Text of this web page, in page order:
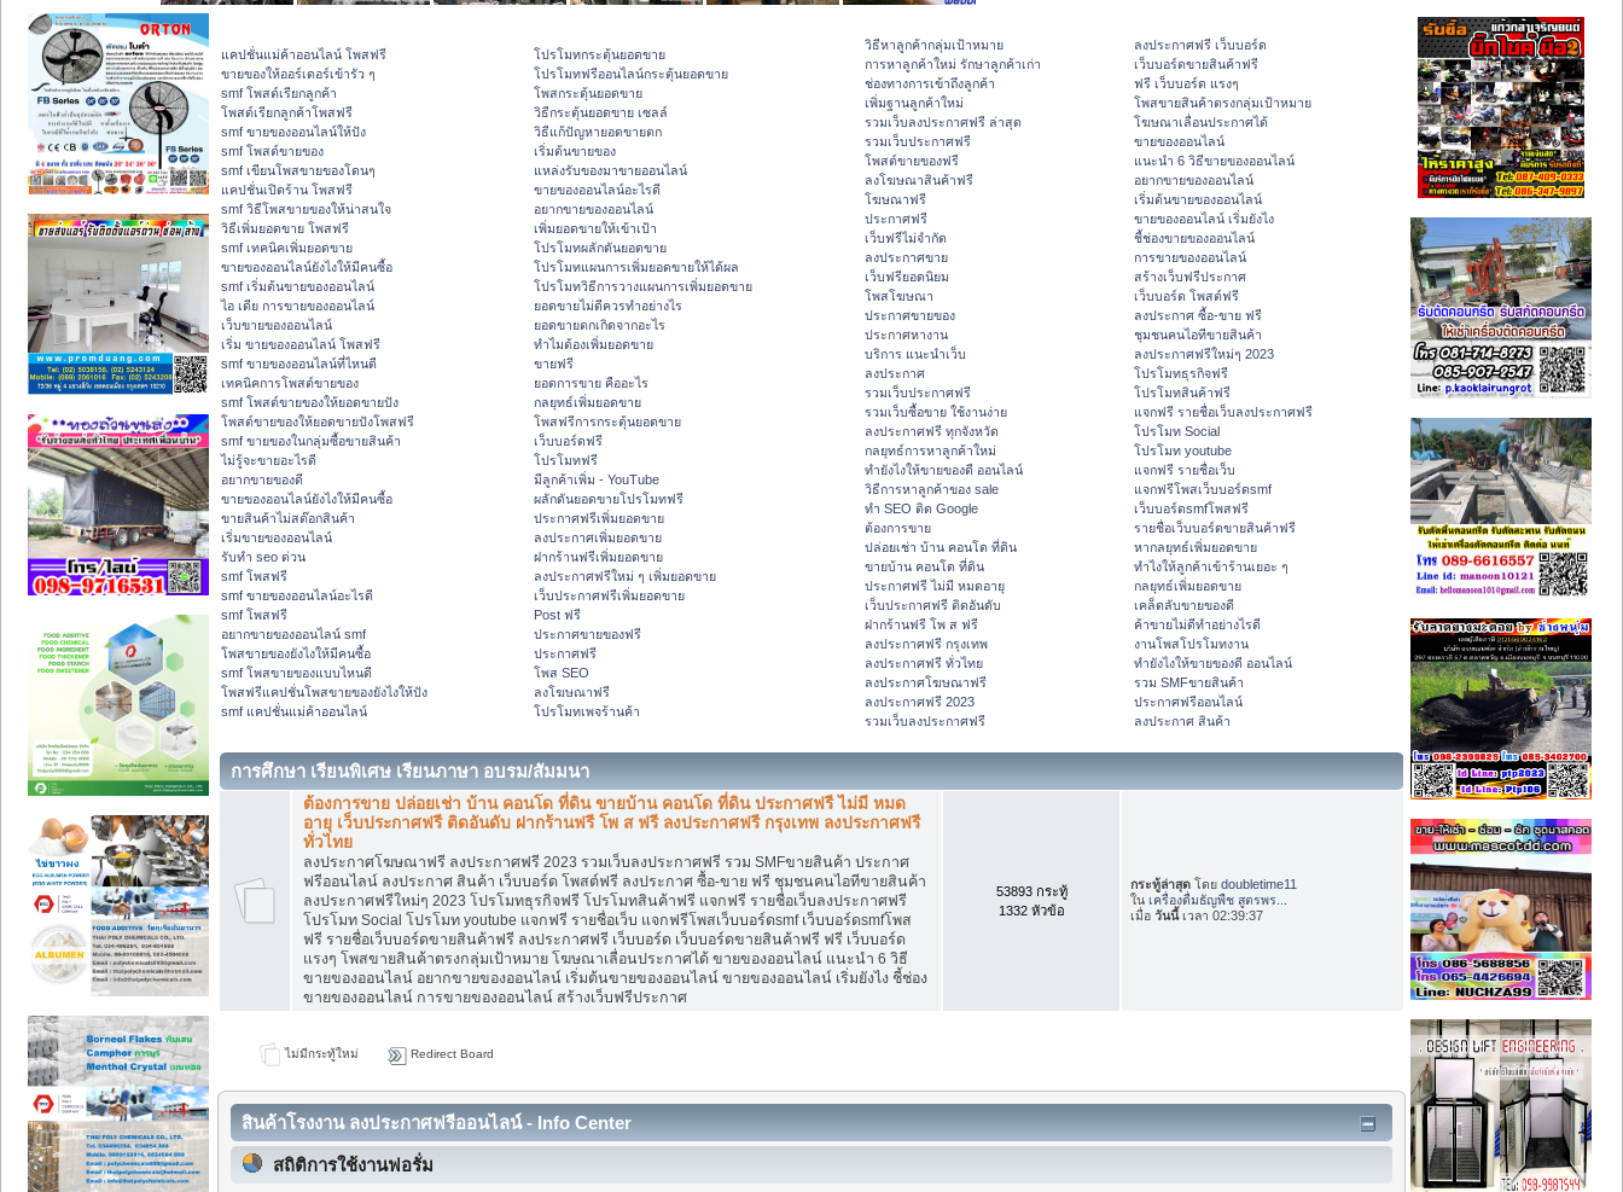
แคปชั่นแม่ค้าออนไลน์ โพสฟรี
ขายของให้ออร์เดอร์เข้ารัว ๆ
smf โพสต์เรียกลูกค้า
โพสต์เรียกลูกค้าโพสฟรี
smf ขายของออนไลน์ให้ปัง
smf โพสต์ขายของ
smf เขียนโพสขายของโดนๆ
แคปชั่นเปิดร้าน โพสฟรี
smf วิธีโพสขายของให้น่าสนใจ
วิธีเพิ่มยอดขาย โพสฟรี
smf เทคนิคเพิ่มยอดขาย
ขายของออนไลน์ยังไงให้มีคนซื้อ
smf เริ่มต้นขายของออนไลน์
ไอ เดีย การขายของออนไลน์
เว็บขายของออนไลน์
เริ่ม ขายของออนไลน์ โพสฟรี
smf ขายของออนไลน์ที่ไหนดี
เทคนิคการโพสต์ขายของ
smf โพสต์ขายของให้ยอดขายปัง
โพสต์ขายของให้ยอดขายปังโพสฟรี
smf ขายของในกลุ่มซื้อขายสินค้า
ไม่รู้จะขายอะไรดี
อยากขายของดี
ขายของออนไลน์ยังไงให้มีคนซื้อ
ขายสินค้าไม่สต๊อกสินค้า
เริ่มขายของออนไลน์
รับทำ seo ด่วน
smf โพสฟรี
smf ขายของออนไลน์อะไรดี
smf โพสฟรี
อยากขายของออนไลน์ smf
โพสขายของยังไงให้มีคนซื้อ
smf โพสขายของแบบไหนดี
โพสฟรีแคปชั่นโพสขายของยังไงให้ปัง
smf แคปชั่นแม่ค้าออนไลน์
โปรโมทกระตุ้นยอดขาย
โปรโมทฟรีออนไลน์กระตุ้นยอดขาย
โพสกระตุ้นยอดขาย
วิธีกระตุ้นยอดขาย เซลล์
วิธีแก้ปัญหายอดขายตก
เริ่มต้นขายของ
แหล่งรับของมาขายออนไลน์
ขายของออนไลน์อะไรดี
อยากขายของออนไลน์
เพิ่มยอดขายให้เข้าเป้า
โปรโมทผลักดันยอดขาย
โปรโมทแผนการเพิ่มยอดขายให้ได้ผล
โปรโมทวิธีการวางแผนการเพิ่มยอดขาย
ยอดขายไม่ดีควรทำอย่างไร
ยอดขายตกเกิดจากอะไร
ทำไมต้องเพิ่มยอดขาย
ขายฟรี
ยอดการขาย คืออะไร
กลยุทธ์เพิ่มยอดขาย
โพสฟรีการกระตุ้นยอดขาย
เว็บบอร์ดฟรี
โปรโมทฟรี
มีลูกค้าเพิ่ม - YouTube
ผลักดันยอดขายโปรโมทฟรี
ประกาศฟรีเพิ่มยอดขาย
ลงประกาศเพิ่มยอดขาย
ฝากร้านฟรีเพิ่มยอดขาย
ลงประกาศฟรีใหม่ ๆ เพิ่มยอดขาย
เว็บประกาศฟรีเพิ่มยอดขาย
Post ฟรี
ประกาศขายของฟรี
ประกาศฟรี
โพส SEO
ลงโฆษณาฟรี
โปรโมทเพจร้านค้า
วิธีหาลูกค้ากลุ่มเป้าหมาย
การหาลูกค้าใหม่ รักษาลูกค้าเก่า
ช่องทางการเข้าถึงลูกค้า
เพิ่มฐานลูกค้าใหม่
รวมเว็บลงประกาศฟรี ล่าสุด
รวมเว็บประกาศฟรี
โพสต์ขายของฟรี
ลงโฆษณาสินค้าฟรี
โฆษณาฟรี
ประกาศฟรี
เว็บฟรีไม่จำกัด
ลงประกาศขาย
เว็บฟรียอดนิยม
โพสโฆษณา
ประกาศขายของ
ประกาศหางาน
บริการ แนะนำเว็บ
ลงประกาศ
รวมเว็บประกาศฟรี
รวมเว็บซื้อขาย ใช้งานง่าย
ลงประกาศฟรี ทุกจังหวัด
กลยุทธ์การหาลูกค้าใหม่
ทํายังไงให้ขายของดี ออนไลน์
วิธีการหาลูกค้าของ sale
ทำ SEO ติด Google
ต้องการขาย
ปล่อยเช่า บ้าน คอนโด ที่ดิน
ขายบ้าน คอนโด ที่ดิน
ประกาศฟรี ไม่มี หมดอายุ
เว็บประกาศฟรี ติดอันดับ
ฝากร้านฟรี โพ ส ฟรี
ลงประกาศฟรี กรุงเทพ
ลงประกาศฟรี ทั่วไทย
ลงประกาศโฆษณาฟรี
ลงประกาศฟรี 2023
รวมเว็บลงประกาศฟรี
ลงประกาศฟรี เว็บบอร์ด
เว็บบอร์ดขายสินค้าฟรี
ฟรี เว็บบอร์ด แรงๆ
โพสขายสินค้าตรงกลุ่มเป้าหมาย
โฆษณาเลื่อนประกาศได้
ขายของออนไลน์
แนะนำ 6 วิธีขายของออนไลน์
อยากขายของออนไลน์
เริ่มต้นขายของออนไลน์
ขายของออนไลน์ เริ่มยังไง
ชี้ช่องขายของออนไลน์
การขายของออนไลน์
สร้างเว็บฟรีประกาศ
เว็บบอร์ด โพสต์ฟรี
ลงประกาศ ซื้อ-ขาย ฟรี
ชุมชนคนไอทีขายสินค้า
ลงประกาศฟรีใหม่ๆ 2023
โปรโมทธุรกิจฟรี
โปรโมทสินค้าฟรี
แจกฟรี รายชื่อเว็บลงประกาศฟรี
โปรโมท Social
โปรโมท youtube
แจกฟรี รายชื่อเว็บ
แจกฟรีโพสเว็บบอร์ดsmf
เว็บบอร์ดsmfโพสฟรี
รายชื่อเว็บบอร์ดขายสินค้าฟรี
หากลยุทธ์เพิ่มยอดขาย
ทําไงให้ลูกค้าเข้าร้านเยอะ ๆ
กลยุทธ์เพิ่มยอดขาย
เคล็ดลับขายของดี
ค้าขายไม่ดีทำอย่างไรดี
งานโพสโปรโมทงาน
ทํายังไงให้ขายของดี ออนไลน์
รวม SMFขายสินค้า
ประกาศฟรีออนไลน์
ลงประกาศ สินค้า
การศึกษา เรียนพิเศษ เรียนภาษา อบรม/สัมมนา
ต้องการขาย ปล่อยเช่า บ้าน คอนโด ที่ดิน ขายบ้าน คอนโด ที่ดิน ประกาศฟรี ไม่มี หมด
อายุ เว็บประกาศฟรี ติดอันดับ ฝากร้านฟรี โพ ส ฟรี ลงประกาศฟรี กรุงเทพ ลงประกาศฟรี
ทั่วไทย
ลงประกาศโฆษณาฟรี ลงประกาศฟรี 2023 รวมเว็บลงประกาศฟรี รวม SMFขายสินค้า ประกาศ
ฟรีออนไลน์ ลงประกาศ สินค้า เว็บบอร์ด โพสต์ฟรี ลงประกาศ ซื้อ-ขาย ฟรี ชุมชนคนไอทีขายสินค้า
ลงประกาศฟรีใหม่ๆ 2023 โปรโมทธุรกิจฟรี โปรโมทสินค้าฟรี แจกฟรี รายชื่อเว็บลงประกาศฟรี
โปรโมท Social โปรโมท youtube แจกฟรี รายชื่อเว็บ แจกฟรีโพสเว็บบอร์ดsmf เว็บบอร์ดsmfโพส
ฟรี รายชื่อเว็บบอร์ดขายสินค้าฟรี ลงประกาศฟรี เว็บบอร์ด เว็บบอร์ดขายสินค้าฟรี ฟรี เว็บบอร์ด
แรงๆ โพสขายสินค้าตรงกลุ่มเป้าหมาย โฆษณาเลื่อนประกาศได้ ขายของออนไลน์ แนะนำ 6 วิธี
ขายของออนไลน์ อยากขายของออนไลน์ เริ่มต้นขายของออนไลน์ ขายของออนไลน์ เริ่มยังไง ชี้ช่อง
ขายของออนไลน์ การขายของออนไลน์ สร้างเว็บฟรีประกาศ
53893 กระทู้
1332 หัวข้อ
กระทู้ล่าสุด โดยdoubletime11
ในเครื่องดื่มธัญพืช สูตรพร...
เมื่อวันนี้เวลา 02:39:37
ไม่มีกระทู้ใหม่ Redirect Board
สินค้าโรงงาน ลงประกาศฟรีออนไลน์ - Info Center
สถิติการใช้งานฟอรั่ม